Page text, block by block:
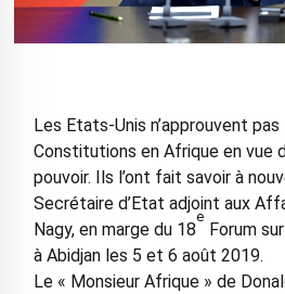
Les Etats-Unis n’approuvent
Constitutions en Afrique en vue
pouvoir. Ils l’ont fait savoir à
Secrétaire d’Etat adjoint aux
Nagy, en marge du 18
e
Forum
à Abidjan les 5 et 6 août 2019.
Le « Monsieur Afrique » de